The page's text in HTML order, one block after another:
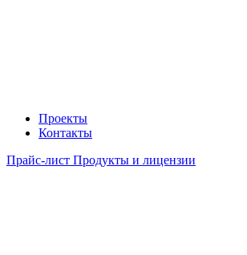
Проекты
Контакты
Прайс-лист Продукты и лицензии